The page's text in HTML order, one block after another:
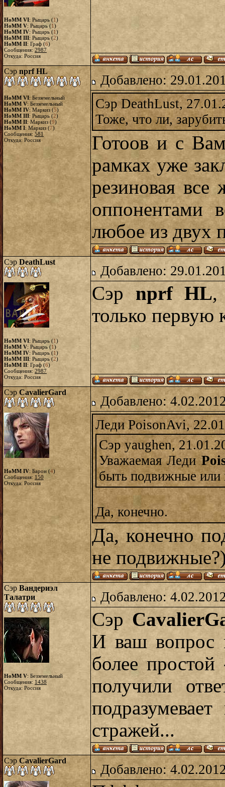
HoMM VI: Рыцарь (1)
HoMM V: Рыцарь (1)
HoMM IV: Рыцарь (1)
HoMM III: Рыцарь (2)
HoMM II: Граф (6)
Сообщения: 2987
Откуда: Россия
Сэр nprf HL
HoMM VI: Безземельный
HoMM V: Безземельный
HoMM IV: Маркиз (5)
HoMM III: Рыцарь (2)
HoMM II: Маркиз (9)
HoMM I: Маркиз (7)
Сообщения:581
Откуда: Россия
Добавлено:
Сэр DeathLust,
Тоже, что ли,
Готоов и с
рамках уже
резиновая
оппонентами
любое из двух
Сэр DeathLust
HoMM VI: Рыцарь (1)
HoMM V: Рыцарь (1)
HoMM IV: Рыцарь (1)
HoMM III: Рыцарь (2)
HoMM II: Граф (6)
Сообщения: 2987
Откуда: Россия
Добавлено:
Сэр nprf HL,
только первую
Сэр CavalierGard
HoMM IV: Барон (4)
Сообщения: 150
Откуда: Россия
Добавлено:
Леди PoisonAvi,
Сэр yaughen,
Уважаемая Леди
быть подвижные или
Да, конечно.
Да, конечно
не
Сэр Вандериэл
Талатри
HoMM V: Безземельный
Сообщения: 1438
Откуда: Россия
Добавлено:
Сэр
И ваш вопрос
более
получили
стражей...
Сэр CavalierGard
Добавлено: